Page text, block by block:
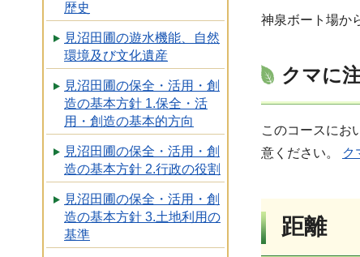
歴史
見沼田圃の遊水機能、自然
環境及び文化遺産
見沼田圃の保全・活用・創
造の基本方針 1.保全・活
用・創造の基本的方向
見沼田圃の保全・活用・創
造の基本方針 2.行政の役割
見沼田圃の保全・活用・創
造の基本方針 3.土地利用の
基準
神泉ボート場か
クマに
このコースにお
意ください。
ク
距離